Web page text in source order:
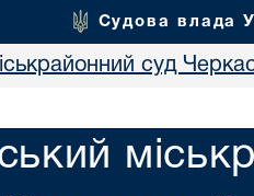
Судова влада
суд